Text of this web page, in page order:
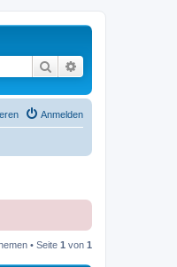
Suche
Anmelden
• Seite 1 von 1